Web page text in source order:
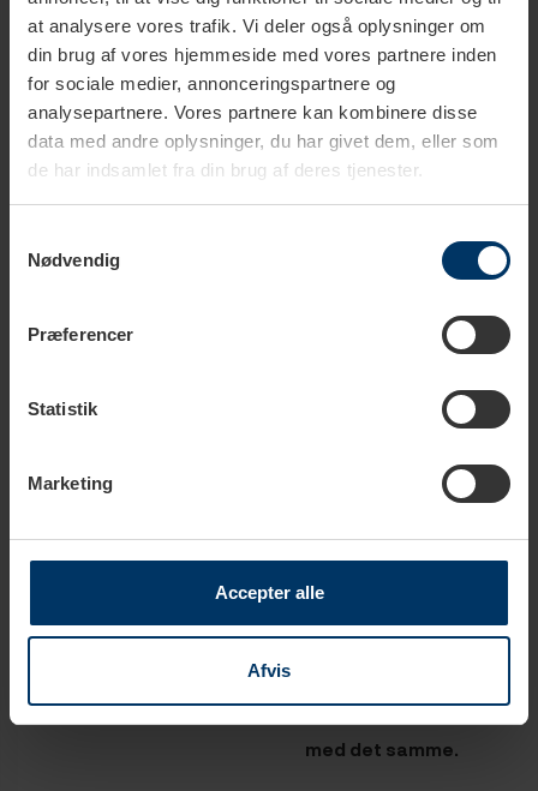
at analysere vores trafik. Vi deler også oplysninger om
din brug af vores hjemmeside med vores partnere inden
for sociale medier, annonceringspartnere og
analysepartnere. Vores partnere kan kombinere disse
data med andre oplysninger, du har givet dem, eller som
de har indsamlet fra din brug af deres tjenester.
Nødvendig
Præferencer
Statistik
Marketing
Accepter alle
Afvis
Sådan bruger du en espressokande
Hæld vand i bunden
Indsæt filteret og fyld
Sæt toppen af
Varm kanden på
med det samme.